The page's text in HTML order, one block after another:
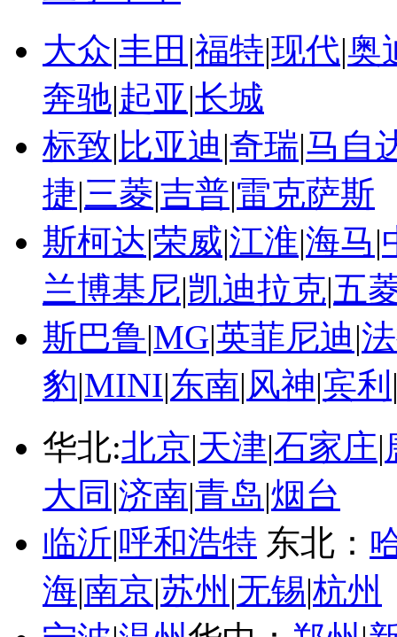
大众|丰田 |福特|现代|奥
奔驰|起亚|长城
标致| 比亚迪|奇瑞|马自
捷|三菱|吉普|雷克萨斯
斯柯达|荣威|江淮|海马|
兰博基尼|凯迪拉克|五
斯巴鲁|MG|英菲尼迪|
豹|MINI|东南|风神|宾利
华北:北京|天津|石家庄|
大同 |济南|青岛|烟台
临沂|呼和浩特 东北：
海|南京|苏州 |无锡|杭州